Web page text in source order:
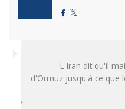
L'Iran dit qu'il
d'Ormuz jusqu'à ce que